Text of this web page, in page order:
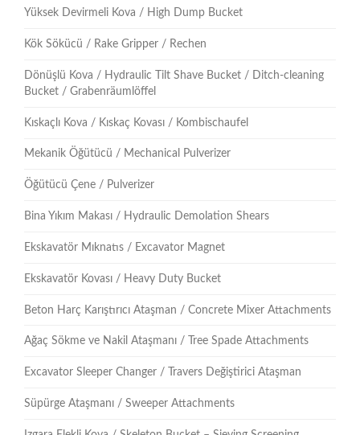
Yüksek Devirmeli Kova / High Dump Bucket
Kök Sökücü / Rake Gripper / Rechen
Dönüşlü Kova / Hydraulic Tilt Shave Bucket / Ditch-cleaning
Bucket / Grabenräumlöffel
Kıskaçlı Kova / Kıskaç Kovası / Kombischaufel
Mekanik Öğütücü / Mechanical Pulverizer
Öğütücü Çene / Pulverizer
Bina Yıkım Makası / Hydraulic Demolation Shears
Ekskavatör Mıknatıs / Excavator Magnet
Ekskavatör Kovası / Heavy Duty Bucket
Beton Harç Karıştırıcı Ataşman / Concrete Mixer Attachments
Ağaç Sökme ve Nakil Ataşmanı / Tree Spade Attachments
Excavator Sleeper Changer / Travers Değiştirici Ataşman
Süpürge Ataşmanı / Sweeper Attachments